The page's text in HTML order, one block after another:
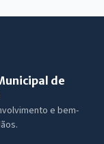
de
e bem-